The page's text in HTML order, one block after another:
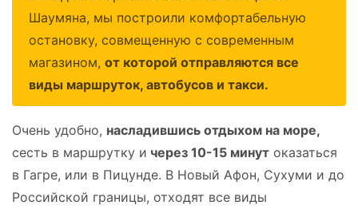
Шаумяна, мы построили комфортабельную
остановку, совмещенную с современным
магазином, от которой отправляются все
виды маршруток, автобусов и такси.
Очень удобно, насладившись отдыхом на море,
сесть в маршрутку и через 10-15 минут оказаться
в Гагре, или в Пицунде. В Новый Афон, Сухуми и до
Российской границы, отходят все виды